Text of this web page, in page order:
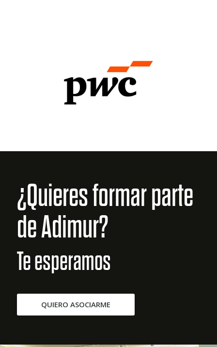
¿Quieres formar parte
de Adimur?
Te esperamos
QUIERO ASOCIARME